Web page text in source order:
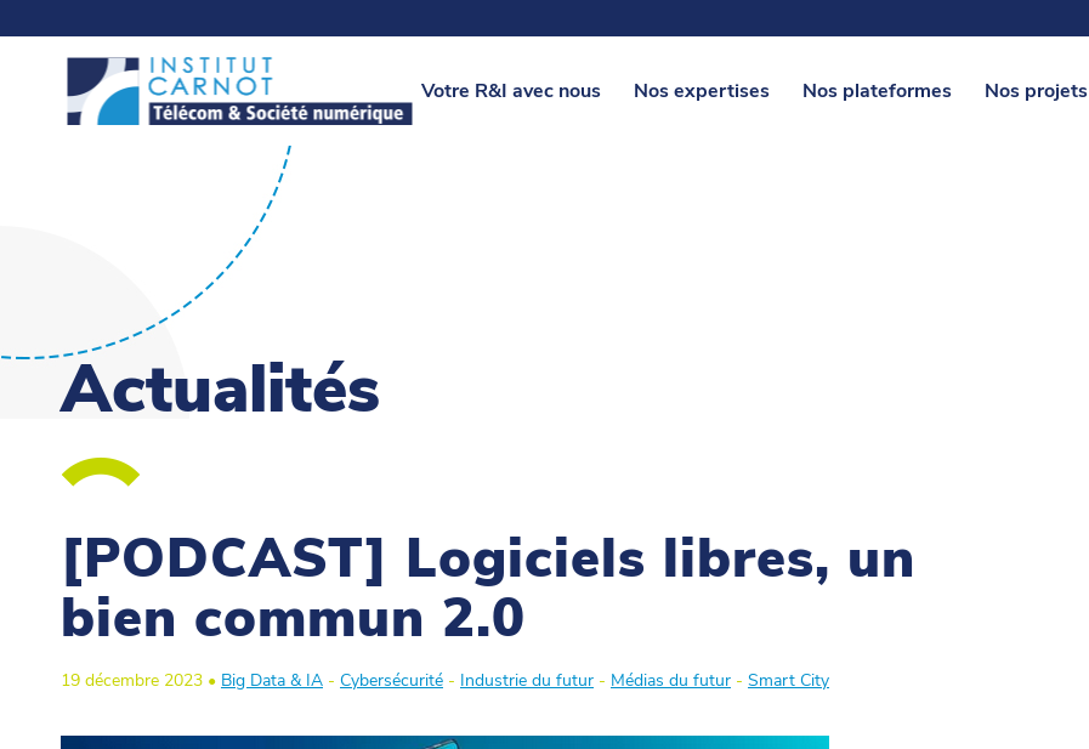
Votre R&I avec nous Nos expertises Nos plateformes Nos projets
Actualités
[PODCAST] Logiciels libres, un
bien commun 2.0
19 décembre 2023 • Big Data & IA - Cybersécurité - Industrie du futur - Médias du futur - Smart City